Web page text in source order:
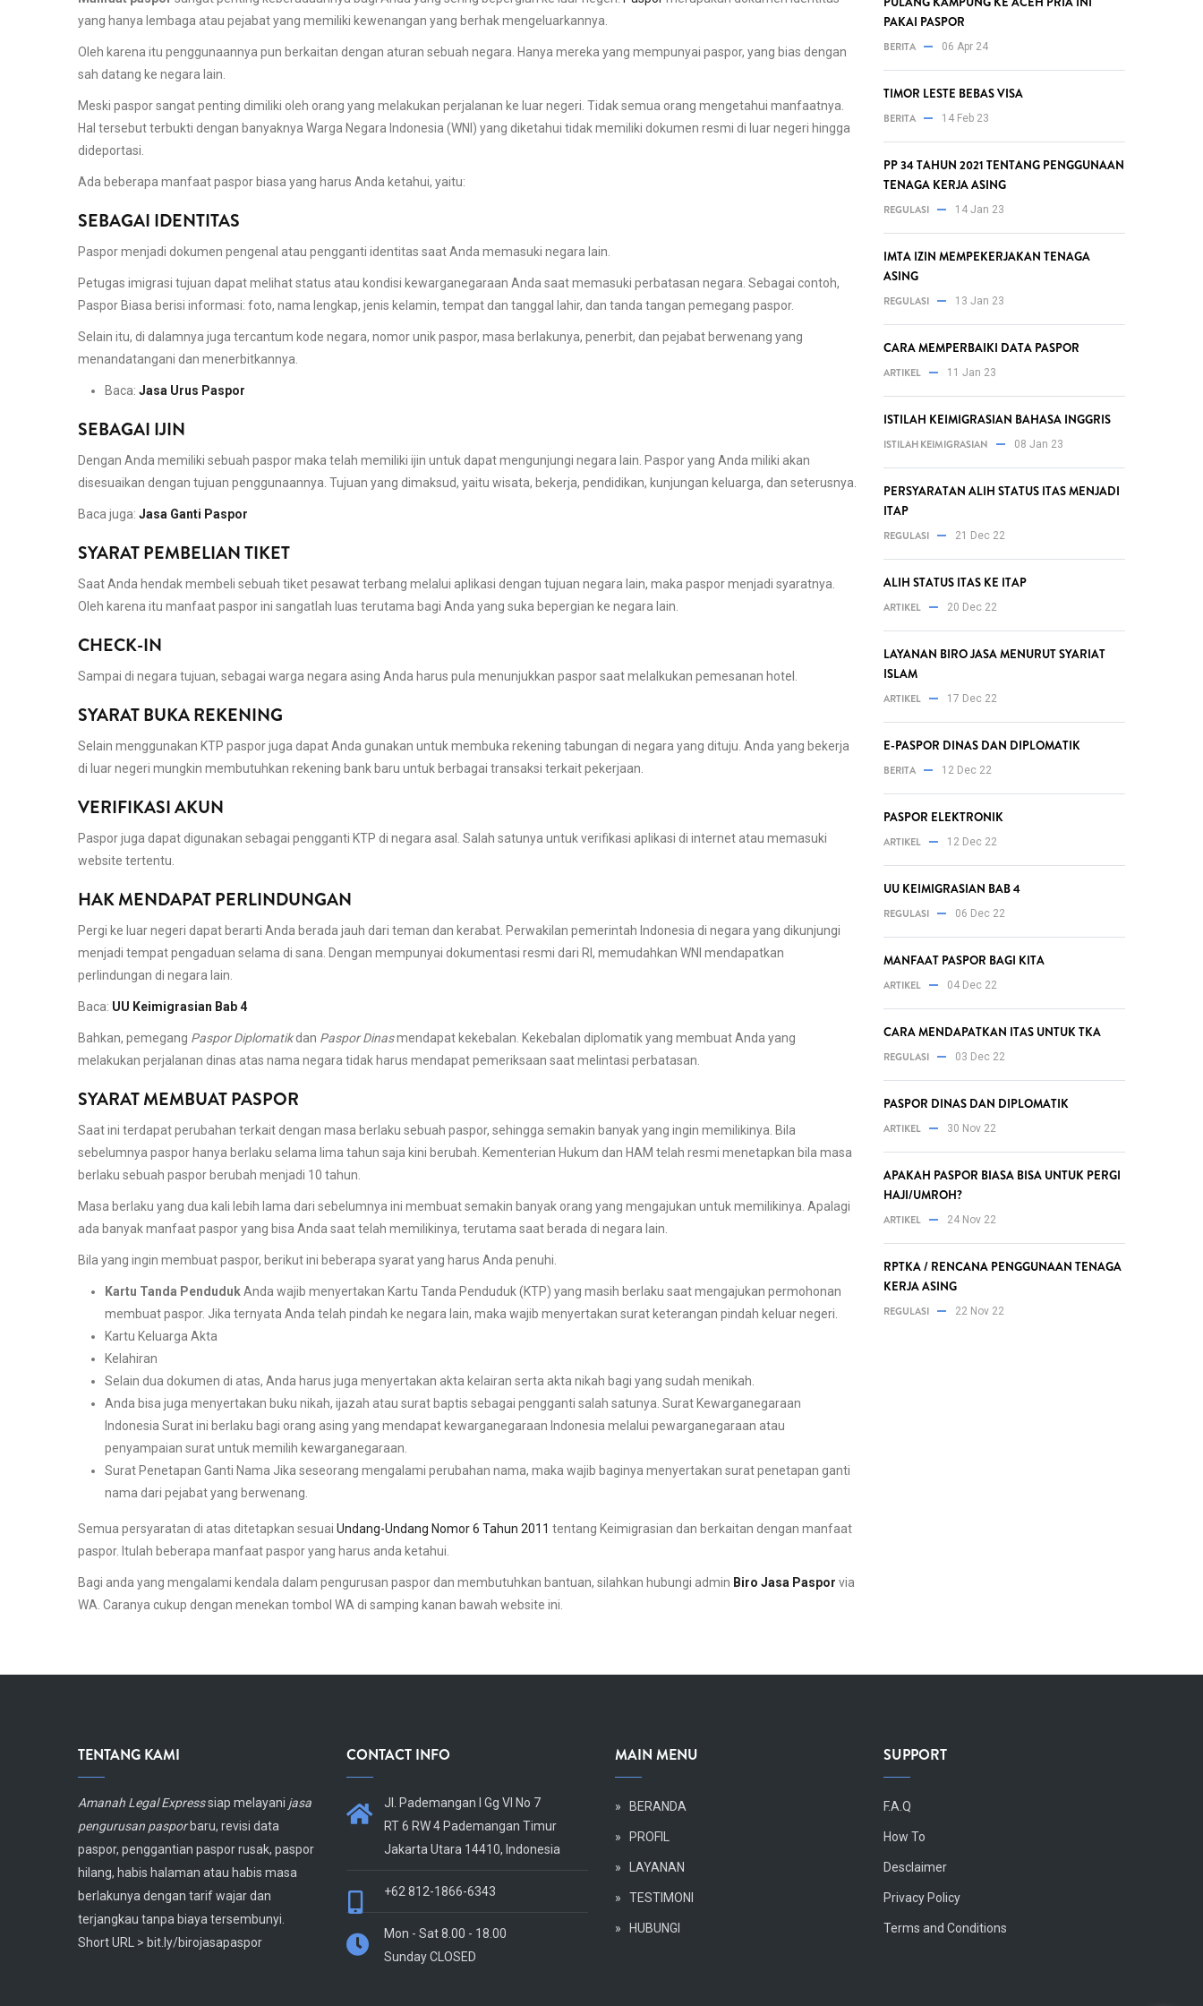
yang hanya lembaga atau pejabat yang memiliki kewenangan yang berhak mengeluarkannya.
Oleh karena itu penggunaannya pun berkaitan dengan aturan sebuah negara. Hanya mereka yang mempunyai paspor, yang bias dengan
sah datang ke negara lain.
Meski paspor sangat penting dimiliki oleh orang yang melakukan perjalanan ke luar negeri. Tidak semua orang mengetahui manfaatnya.
Hal tersebut terbukti dengan banyaknya Warga Negara Indonesia (WNI) yang diketahui tidak memiliki dokumen resmi di luar negeri hingga
dideportasi.
Ada beberapa manfaat paspor biasa yang harus Anda ketahui, yaitu:
SEBAGAI IDENTITAS
Paspor menjadi dokumen pengenal atau pengganti identitas saat Anda memasuki negara lain.
Petugas imigrasi tujuan dapat melihat status atau kondisi kewarganegaraan Anda saat memasuki perbatasan negara. Sebagai contoh,
Paspor Biasa berisi informasi: foto, nama lengkap, jenis kelamin, tempat dan tanggal lahir, dan tanda tangan pemegang paspor.
Selain itu, di dalamnya juga tercantum kode negara, nomor unik paspor, masa berlakunya, penerbit, dan pejabat berwenang yang
menandatangani dan menerbitkannya.
Baca: Jasa Urus Paspor
SEBAGAI IJIN
Dengan Anda memiliki sebuah paspor maka telah memiliki ijin untuk dapat mengunjungi negara lain. Paspor yang Anda miliki akan
disesuaikan dengan tujuan penggunaannya. Tujuan yang dimaksud, yaitu wisata, bekerja, pendidikan, kunjungan keluarga, dan seterusnya.
Baca juga: Jasa Ganti Paspor
SYARAT PEMBELIAN TIKET
Saat Anda hendak membeli sebuah tiket pesawat terbang melalui aplikasi dengan tujuan negara lain, maka paspor menjadi syaratnya.
Oleh karena itu manfaat paspor ini sangatlah luas terutama bagi Anda yang suka bepergian ke negara lain.
CHECK-IN
Sampai di negara tujuan, sebagai warga negara asing Anda harus pula menunjukkan paspor saat melalkukan pemesanan hotel.
SYARAT BUKA REKENING
Selain menggunakan KTP paspor juga dapat Anda gunakan untuk membuka rekening tabungan di negara yang dituju. Anda yang bekerja
di luar negeri mungkin membutuhkan rekening bank baru untuk berbagai transaksi terkait pekerjaan.
VERIFIKASI AKUN
Paspor juga dapat digunakan sebagai pengganti KTP di negara asal. Salah satunya untuk verifikasi aplikasi di internet atau memasuki
website tertentu.
HAK MENDAPAT PERLINDUNGAN
Pergi ke luar negeri dapat berarti Anda berada jauh dari teman dan kerabat. Perwakilan pemerintah Indonesia di negara yang dikunjungi
menjadi tempat pengaduan selama di sana. Dengan mempunyai dokumentasi resmi dari RI, memudahkan WNI mendapatkan
perlindungan di negara lain.
Baca: UU Keimigrasian Bab 4
Bahkan, pemegang Paspor Diplomatikdan Paspor Dinasmendapat kekebalan. Kekebalan diplomatik yang membuat Anda yang
melakukan perjalanan dinas atas nama negara tidak harus mendapat pemeriksaan saat melintasi perbatasan.
SYARAT MEMBUAT PASPOR
Saat ini terdapat perubahan terkait dengan masa berlaku sebuah paspor, sehingga semakin banyak yang ingin memilikinya. Bila
sebelumnya paspor hanya berlaku selama lima tahun saja kini berubah. Kementerian Hukum dan HAM telah resmi menetapkan bila masa
berlaku sebuah paspor berubah menjadi 10 tahun.
Masa berlaku yang dua kali lebih lama dari sebelumnya ini membuat semakin banyak orang yang mengajukan untuk memilikinya. Apalagi
ada banyak manfaat paspor yang bisa Anda saat telah memilikinya, terutama saat berada di negara lain.
Bila yang ingin membuat paspor, berikut ini beberapa syarat yang harus Anda penuhi.
Kartu Tanda PendudukAnda wajib menyertakan Kartu Tanda Penduduk (KTP) yang masih berlaku saat mengajukan permohonan
membuat paspor. Jika ternyata Anda telah pindah ke negara lain, maka wajib menyertakan surat keterangan pindah keluar negeri.
Kartu Keluarga Akta
Kelahiran
Selain dua dokumen di atas, Anda harus juga menyertakan akta kelairan serta akta nikah bagi yang sudah menikah.
Anda bisa juga menyertakan buku nikah, ijazah atau surat baptis sebagai pengganti salah satunya. Surat Kewarganegaraan
Indonesia Surat ini berlaku bagi orang asing yang mendapat kewarganegaraan Indonesia melalui pewarganegaraan atau
penyampaian surat untuk memilih kewarganegaraan.
Surat Penetapan Ganti Nama Jika seseorang mengalami perubahan nama, maka wajib baginya menyertakan surat penetapan ganti
nama dari pejabat yang berwenang.
Semua persyaratan di atas ditetapkan sesuai Undang-Undang Nomor 6 Tahun 2011 tentang Keimigrasian dan berkaitan dengan manfaat
paspor. Itulah beberapa manfaat paspor yang harus anda ketahui.
Bagi anda yang mengalami kendala dalam pengurusan paspor dan membutuhkan bantuan, silahkan hubungi admin Biro Jasa Paspor via
WA. Caranya cukup dengan menekan tombol WA di samping kanan bawah website ini.
PAKAI PASPOR
BERITA 06 Apr 24
TIMOR LESTE BEBAS VISA
BERITA 14 Feb 23
PP 34 TAHUN 2021 TENTANG PENGGUNAAN
TENAGA KERJA ASING
REGULASI 14 Jan 23
IMTA IZIN MEMPEKERJAKAN TENAGA
ASING
REGULASI 13 Jan 23
CARA MEMPERBAIKI DATA PASPOR
ARTIKEL 11 Jan 23
ISTILAH KEIMIGRASIAN BAHASA INGGRIS
ISTILAH KEIMIGRASIAN 08 Jan 23
PERSYARATAN ALIH STATUS ITAS MENJADI
ITAP
REGULASI 21 Dec 22
ALIH STATUS ITAS KE ITAP
ARTIKEL 20 Dec 22
LAYANAN BIRO JASA MENURUT SYARIAT
ISLAM
ARTIKEL 17 Dec 22
E-PASPOR DINAS DAN DIPLOMATIK
BERITA 12 Dec 22
PASPOR ELEKTRONIK
ARTIKEL 12 Dec 22
UU KEIMIGRASIAN BAB 4
REGULASI 06 Dec 22
MANFAAT PASPOR BAGI KITA
ARTIKEL 04 Dec 22
CARA MENDAPATKAN ITAS UNTUK TKA
REGULASI 03 Dec 22
PASPOR DINAS DAN DIPLOMATIK
ARTIKEL 30 Nov 22
APAKAH PASPOR BIASA BISA UNTUK PERGI
HAJI/UMROH?
ARTIKEL 24 Nov 22
RPTKA / RENCANA PENGGUNAAN TENAGA
KERJA ASING
REGULASI 22 Nov 22
TENTANG KAMI
Body
Amanah Legal Expresssiap melayani jasa
pengurusan pasporbaru, revisi data
paspor, penggantian paspor rusak, paspor
hilang, habis halaman atau habis masa
berlakunya dengan tarif wajar dan
terjangkau tanpa biaya tersembunyi.
Short URL > bit.ly/birojasapaspor
CONTACT INFO
Body
Jl. Pademangan I Gg VI No 7
RT 6 RW 4 Pademangan Timur
Jakarta Utara 14410, Indonesia
+62 812-1866-6343
Mon - Sat 8.00 - 18.00
Sunday CLOSED
MAIN MENU
Body
» BERANDA
» PROFIL
» LAYANAN
» TESTIMONI
» HUBUNGI
SUPPORT
Body
F.A.Q
How To
Desclaimer
Privacy Policy
Terms and Conditions